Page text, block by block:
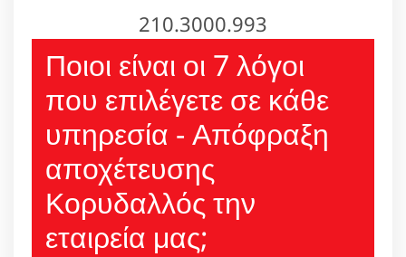
210.3000.993
Ποιοι είναι οι 7 λόγοι
που επιλέγετε σε κάθε
υπηρεσία - Απόφραξη
αποχέτευσης
Κορυδαλλός την
εταιρεία μας;